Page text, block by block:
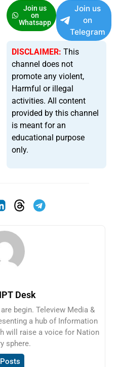
Join us
on
Whatsapp
Join us
on
Telegram
DISCLAIMER: This
channel does not
promote any violent,
Harmful or illegal
activities. All content
provided by this channel
is meant for an
educational purpose
only.
Desk
begin. Teleview Media &
a hub of Information
will raise a voice for Nation
sphere.